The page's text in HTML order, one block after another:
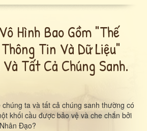
Hình Bao Gồm "thế
Tin Và Dữ Liệu"
Tất Cả Chúng Sanh.
ta và tất cả chúng sanh thường có
khối cầu được bảo vệ và che chắn bởi
Đạo?